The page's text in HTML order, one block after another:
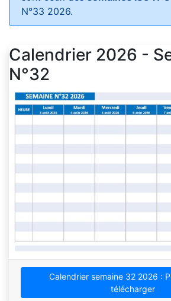
N°33 2026.
Calendrier 2026 -
N°32
Calendrier semaine 32 2026 :
télécharger